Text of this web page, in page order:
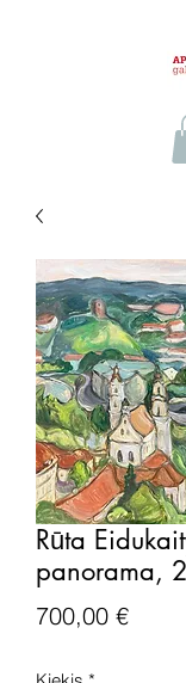
Rūta
panorama,
700,00 €Price